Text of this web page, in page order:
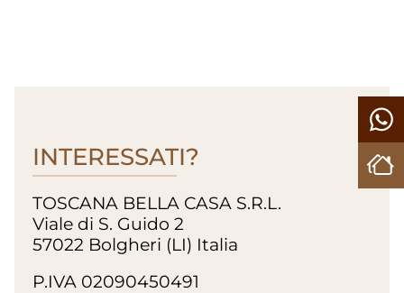
INTERESSATI?
TOSCANA BELLA CASA S.R.L.
Viale di S. Guido 2
57022 Bolgheri (LI) Italia
P.IVA 02090450491